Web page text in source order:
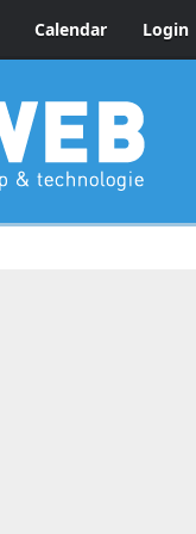
Calendar Login